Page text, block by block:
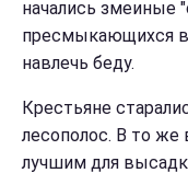
начались змеиные
пресмыкающихся в
навлечь беду.
Крестьяне
лесополос. В то же
лучшим для